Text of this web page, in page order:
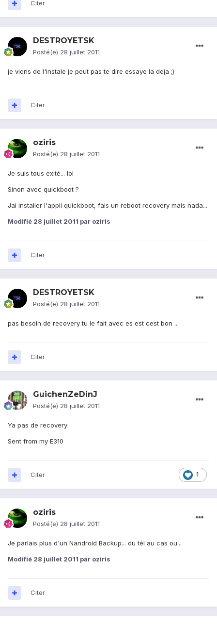
Citer
DESTROYETSK
Posté(e) 28 juillet 2011
je viens de l'instale je peut pas te dire essaye la deja ;)
Citer
oziris
Posté(e) 28 juillet 2011
Je suis tous exité... lol
Sinon avec quickboot ?
Jai installer l'appli quickboot, fais un reboot recovery mais nada...
Modifié 28 juillet 2011 par oziris
Citer
DESTROYETSK
Posté(e) 28 juillet 2011
pas besoin de recovery tu le fait avec es est cest bon ...
Citer
GuichenZeDinJ
Posté(e) 28 juillet 2011
Ya pas de recovery
Sent from my E310
1
Citer
oziris
Posté(e) 28 juillet 2011
Je parlais plus d'un Nandroid Backup... du tél au cas ou...
Modifié 28 juillet 2011 par oziris
Citer